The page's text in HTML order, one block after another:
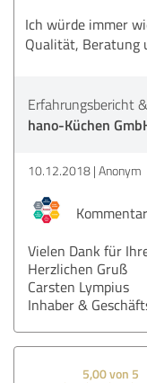
Ich würde immer
Qualität, Beratung
Erfahrungsbericht
hano-Küchen
10.12.2018 Anonym
Vielen Dank für
Herzlichen Gruß
Carsten Lympius
Inhaber &
5,00 von 5